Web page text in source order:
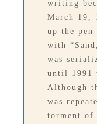
writing
March 19,
up the pen
with
was
until 1991
Although
was
torment of